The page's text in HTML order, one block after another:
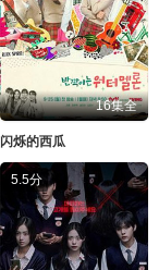
16集全
闪烁的西瓜
5.5分